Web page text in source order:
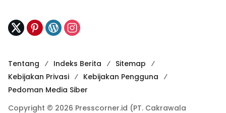
Tentang Indeks Berita
Sitemap
Kebijakan Privasi
Kebijakan Pengguna
Pedoman Media Siber
Copyright © 2026 Presscorner.id (PT. Cakrawala